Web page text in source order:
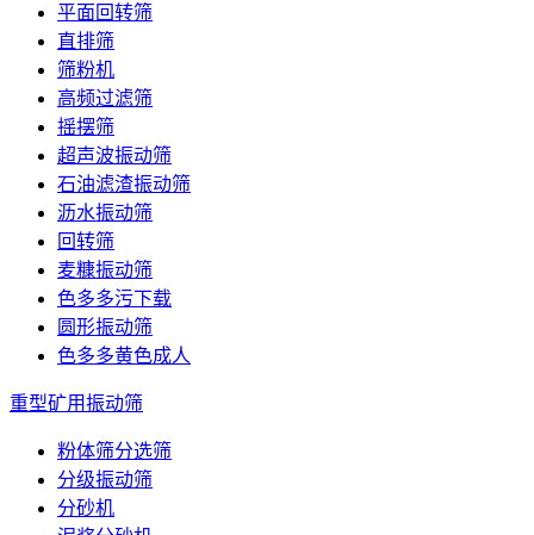
平面回转筛
直排筛
筛粉机
高频过滤筛
摇摆筛
超声波振动筛
石油滤渣振动筛
沥水振动筛
回转筛
麦糠振动筛
色多多污下载
圆形振动筛
色多多黄色成人
重型矿用振动筛
粉体筛分选筛
分级振动筛
分砂机